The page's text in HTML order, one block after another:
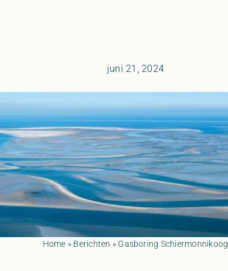
juni 21, 2024
Home » Berichten » Gasboring Schiermonnikoog